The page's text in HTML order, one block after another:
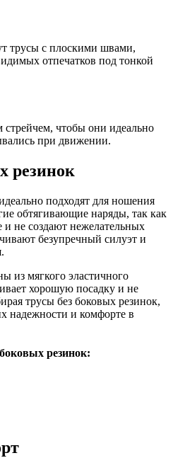
трусы с плоскими швами,
отпечатков под тонкой
чтобы они идеально
при движении.
резинок
подходят для ношения
обтягивающие наряды, так как
и не создают нежелательных
безупречный силуэт и
из мягкого эластичного
хорошую посадку и не
трусы без боковых резинок,
надежности и комфорте в
резинок: